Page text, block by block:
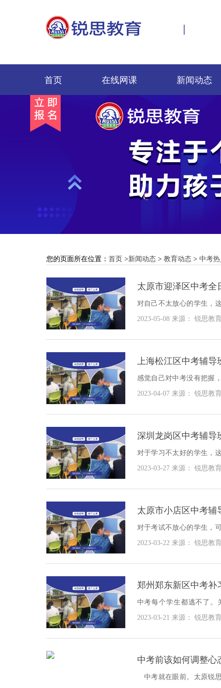
|
首页 在线网课 新闻动态
您的页面所在位置： 首页 >新闻动态> 教育动态> 中考热
太原市迎泽区中考全
对自己不太放心的学生，
来看看太原市迎泽区中考
2023-05-08 来源： 锐思教
上海松江区中考辅导
感觉自己对中考没有把握
考辅导班，来改善一下自
2023-04-07 来源： 锐思教
深圳龙岗区中考辅导
对于学习不太好的学生，
那我们就看看深圳龙岗区
2023-03-27 来源： 锐思教
太原市小店区中考辅
对于考试不放心的学生，
就一起去看看太原市小店
2023-03-22 来源： 锐思教
郑州郑东新区中考补
中考每个学生都逃不了。
本。这个时候，学生可以
2023-03-21 来源： 锐思教
中考前该如何调整心
中考就在眼前。太原锐